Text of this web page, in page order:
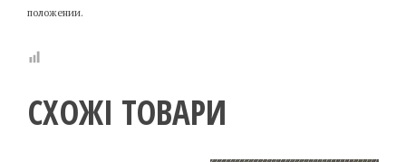
положении.
СХОЖІ ТОВАРИ